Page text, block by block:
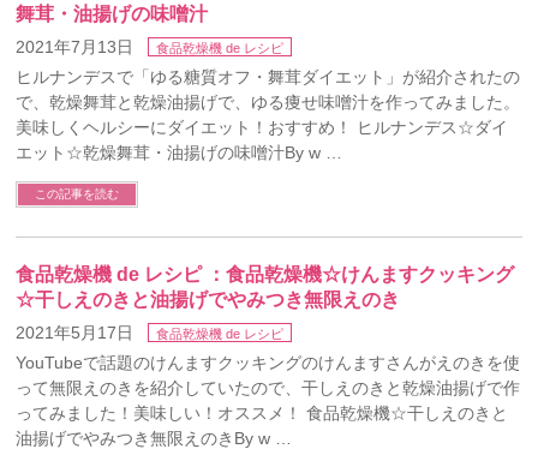
舞茸・油揚げの味噌汁
2021年7月13日 食品乾燥機 de レシピ
ヒルナンデスで「ゆる糖質オフ・舞茸ダイエット」が紹介されたの
で、乾燥舞茸と乾燥油揚げで、ゆる痩せ味噌汁を作ってみました。
美味しくヘルシーにダイエット！おすすめ！ ヒルナンデス☆ダイ
エット☆乾燥舞茸・油揚げの味噌汁By w …
この記事を読む
食品乾燥機 de レシピ ：食品乾燥機☆けんますクッキング
☆干しえのきと油揚げでやみつき無限えのき
2021年5月17日 食品乾燥機 de レシピ
YouTubeで話題のけんますクッキングのけんますさんがえのきを使
って無限えのきを紹介していたので、干しえのきと乾燥油揚げで作
ってみました！美味しい！オススメ！ 食品乾燥機☆干しえのきと
油揚げでやみつき無限えのきBy w …